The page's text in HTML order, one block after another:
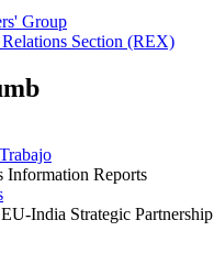
Group
Section (REX)
Information Reports
EU-India Strategic Partnership